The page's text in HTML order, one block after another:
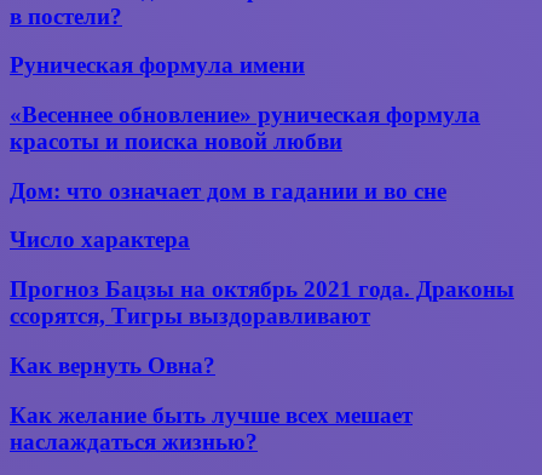
исцеления
стыда:
перестать
в постели?
в постели?
Руническая
формула
имени
Руническая формула имени
«Весеннее
руническая
красоты
новой
«Весеннее обновление» руническая формула
красоты и поиска новой любви
Дом:
что
означает
дом
и во сне
Дом: что означает дом в гадании и во сне
Число
Число характера
Прогноз
Бацзы
на октябрь
Драконы
Тигры
выздоравливают
Прогноз Бацзы на октябрь 2021 года. Драконы
ссорятся, Тигры выздоравливают
Как
Овна?
Как вернуть Овна?
Как
быть
Как желание быть лучше всех мешает
наслаждаться жизнью?